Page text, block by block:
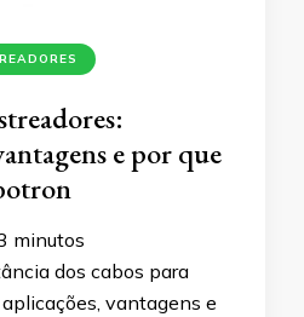
e por que
minutos
dos cabos para
vantagens e